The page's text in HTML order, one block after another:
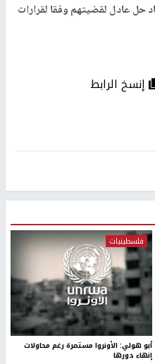
حل عادل لقضيتهم وفقا لقرارات
إنسخ الرابط
فلسطينيات
أبو هولي: الأونروا مستمرة رغم محاولات
إنهاء دورها